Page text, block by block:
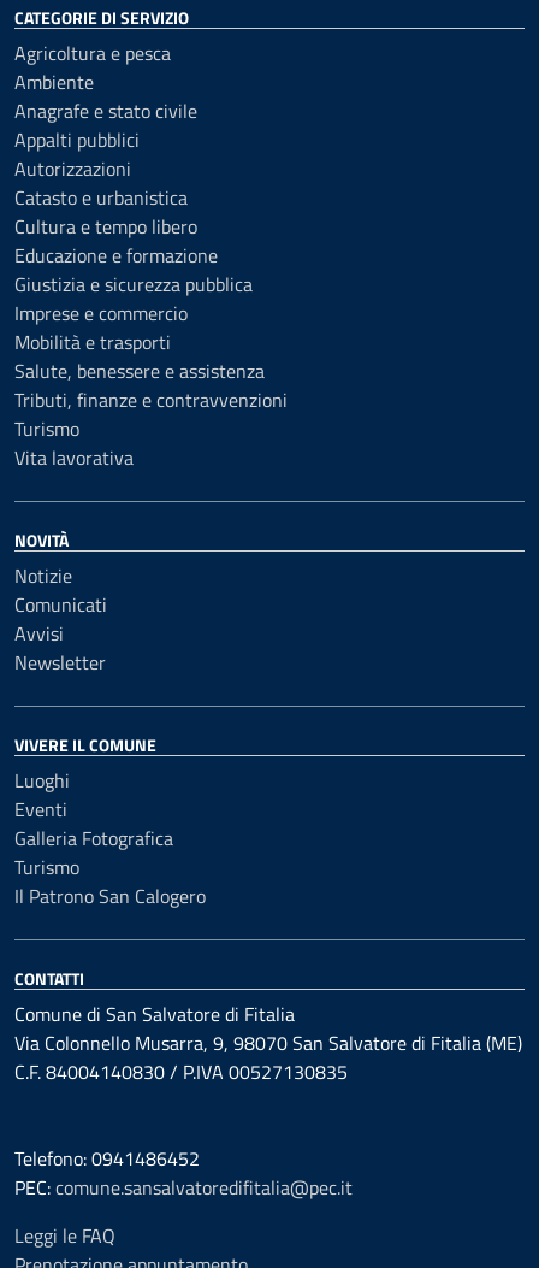
CATEGORIE DI SERVIZIO
Agricoltura e pesca
Ambiente
Anagrafe e stato civile
Appalti pubblici
Autorizzazioni
Catasto e urbanistica
Cultura e tempo libero
Educazione e formazione
Giustizia e sicurezza pubblica
Imprese e commercio
Mobilità e trasporti
Salute, benessere e assistenza
Tributi, finanze e contravvenzioni
Turismo
Vita lavorativa
NOVITÀ
Notizie
Comunicati
Avvisi
Newsletter
VIVERE IL COMUNE
Luoghi
Eventi
Galleria Fotografica
Turismo
Il Patrono San Calogero
CONTATTI
Comune di San Salvatore di Fitalia
Via Colonnello Musarra, 9, 98070 San Salvatore di Fitalia (ME)
C.F. 84004140830 / P.IVA 00527130835
Telefono: 0941486452
PEC:comune.sansalvatoredifitalia@pec.it
Leggi le FAQ